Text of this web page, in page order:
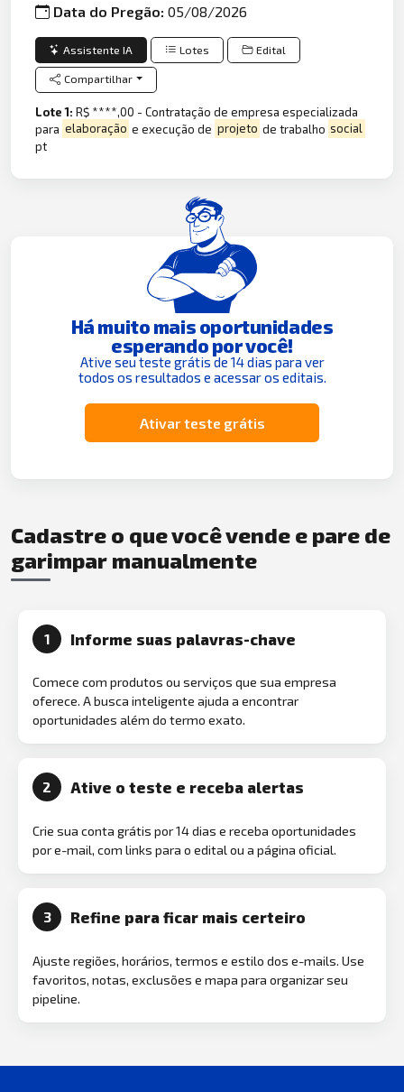
Data do Pregão:05/08/2026
Assistente IA Lotes Edital
Compartilhar
Lote 1:R$ ****,00 - Contratação de empresa especializada
para elaboração e execução de projeto de trabalho social
pt
Há muito mais oportunidades
esperando por você!
Ative seu teste grátis de 14 dias para ver
todos os resultados e acessar os editais.
Ativar teste grátis
Cadastre o que você vende e pare de
garimpar manualmente
1 Informe suas palavras-chave
Comece com produtos ou serviços que sua empresa
oferece. A busca inteligente ajuda a encontrar
oportunidades além do termo exato.
2 Ative o teste e receba alertas
Crie sua conta grátis por 14 dias e receba oportunidades
por e-mail, com links para o edital ou a página oficial.
3 Refine para ficar mais certeiro
Ajuste regiões, horários, termos e estilo dos e-mails. Use
favoritos, notas, exclusões e mapa para organizar seu
pipeline.